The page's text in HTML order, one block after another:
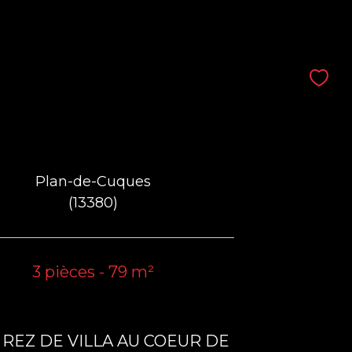
Plan-de-Cuques
(13380)
3 pièces - 79 m²
DE VILLA AU COEUR DE